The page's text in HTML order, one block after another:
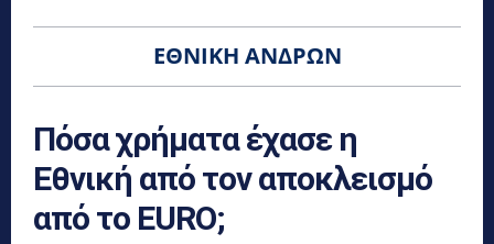
ΕΘΝΙΚΉ ΑΝΔΡΏΝ
Πόσα χρήματα έχασε η
Εθνική από τον αποκλεισμό
από το EURO;